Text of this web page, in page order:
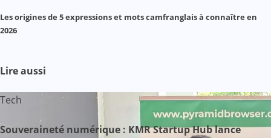
Les origines de 5 expressions et mots camfranglais à connaître en
2026
Lire aussi
Tech
Souveraineté numérique : KMR Startup Hub lance